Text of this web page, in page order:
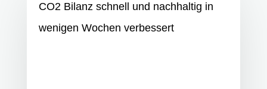
CO2 Bilanz schnell und nachhaltig in
wenigen Wochen verbessert